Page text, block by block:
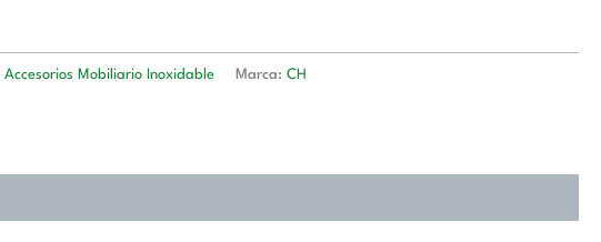
Accesorios Mobiliario Inoxidable Marca:CH